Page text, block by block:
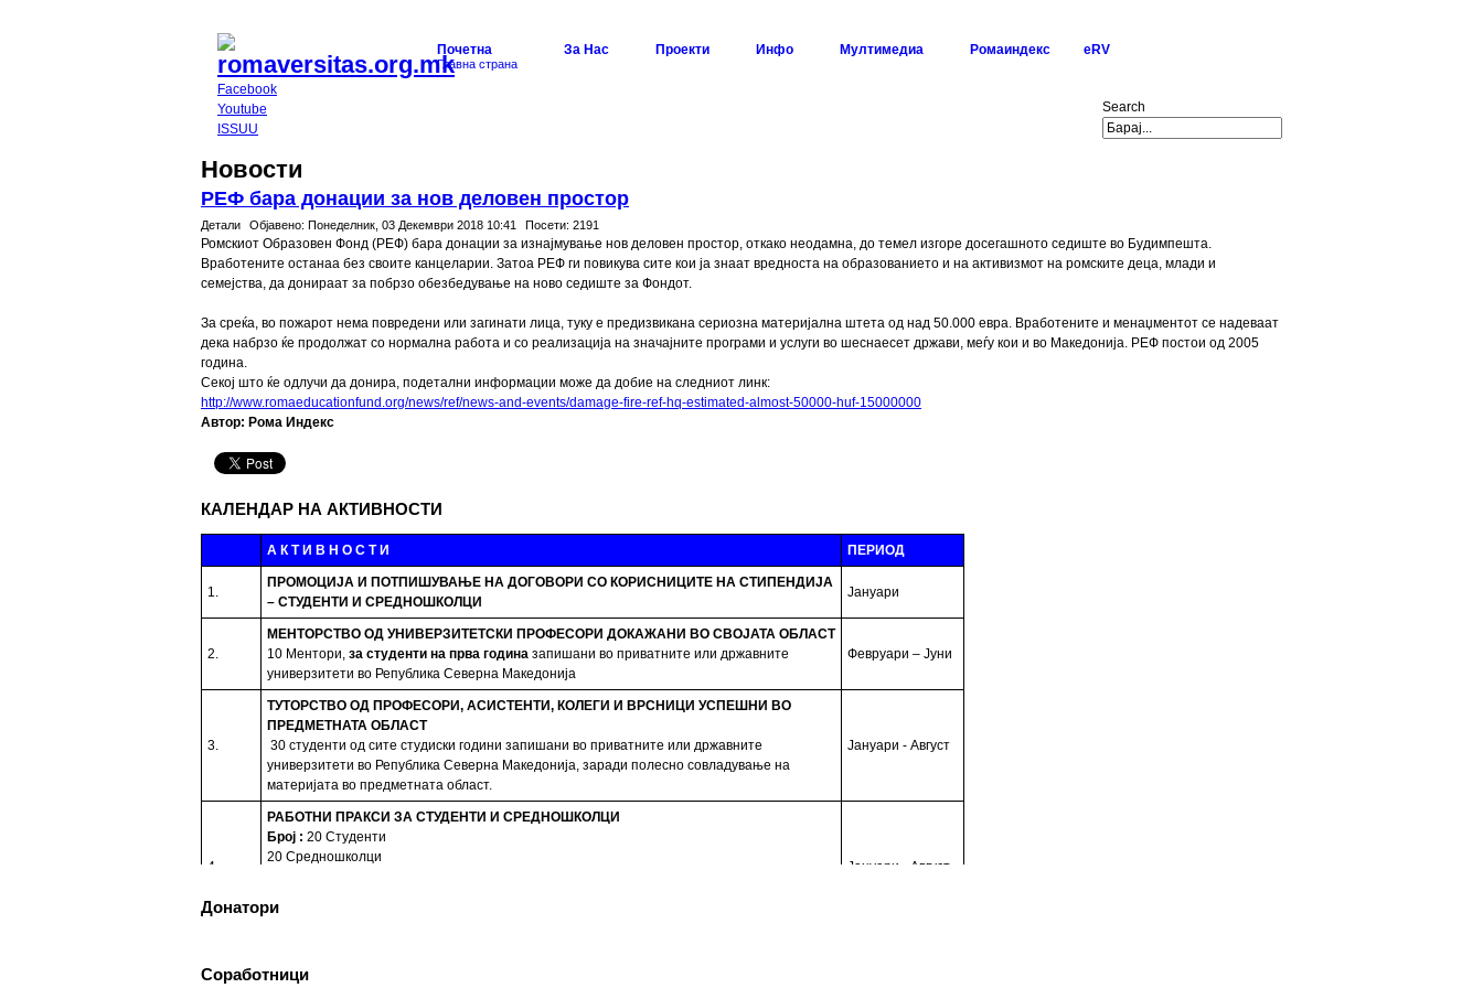
Почетна
Главна страна
За Нас Проекти Инфо Мултимедиа Ромаиндекс eRV
Search
Facebook
Youtube
ISSUU
Новости
РЕФ бара донации за нов деловен простор
Детали Објавено: Понеделник, 03 Декември 2018 10:41 Посети: 2191
Ромскиот Образовен Фонд (РЕФ) бара донации за изнајмување нов деловен простор, откако неодамна, до темел изгоре досегашното седиште во Будимпешта.
Вработените останаа без своите канцеларии. Затоа РЕФ ги повикува сите кои ја знаат вредноста на образованието и на активизмот на ромските деца, млади и
семејства, да донираат за побрзо обезбедување на ново седиште за Фондот.
За среќа, во пожарот нема повредени или загинати лица, туку е предизвикана сериозна материјална штета од над 50.000 евра. Вработените и менаџментот се надеваат
дека набрзо ќе продолжат со нормална работа и со реализација на значајните програми и услуги во шеснаесет држави, меѓу кои и во Македонија. РЕФ постои од 2005
година.
Секој што ќе одлучи да донира, подетални информации може да добие на следниот линк:
http://www.romaeducationfund.org/news/ref/news-and-events/damage-fire-ref-hq-estimated-almost-50000-huf-15000000
Автор: Рома Индекс
КАЛЕНДАР НА АКТИВНОСТИ
А К Т И В Н О С Т И ПЕРИОД
1.
ПРОМОЦИЈА И ПОТПИШУВАЊЕ НА ДОГОВОРИ СО КОРИСНИЦИТЕ НА СТИПЕНДИЈА
– СТУДЕНТИ И СРЕДНОШКОЛЦИ
Јануари
2.
МЕНТОРСТВО ОД УНИВЕРЗИТЕТСКИ ПРОФЕСОРИ ДОКАЖАНИ ВО СВОЈАТА ОБЛАСТ
10 Ментори, за студенти на прва година запишани во приватните или државните
универзитети во Република Северна Македонија
Февруари – Јуни
3.
ТУТОРСТВО ОД ПРОФЕСОРИ, АСИСТЕНТИ, КОЛЕГИ И ВРСНИЦИ УСПЕШНИ ВО
ПРЕДМЕТНАТА ОБЛАСТ
30 студенти од сите студиски години запишани во приватните или државните
универзитети во Република Северна Македонија, заради полесно совладување на
материјата во предметната област.
Јануари - Август
4.
РАБОТНИ ПРАКСИ ЗА СТУДЕНТИ И СРЕДНОШКОЛЦИ
Број : 20 Студенти
20 Средношколци
Работни пракси во институции, НВО, приватни фирми и компании
Јануари - Август
5.
Студенти и корисници на Ромаверзитас. Набавка на нови книги потребни за користење
Донатори
Соработници